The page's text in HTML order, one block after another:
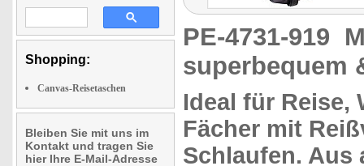
Shopping:
Canvas-Reisetaschen
Bleiben Sie mit uns im
Kontakt und tragen Sie
hier Ihre E-Mail-Adresse
PE-4731-919
superbequem
Ideal für
Fächer mit
Schlaufen.